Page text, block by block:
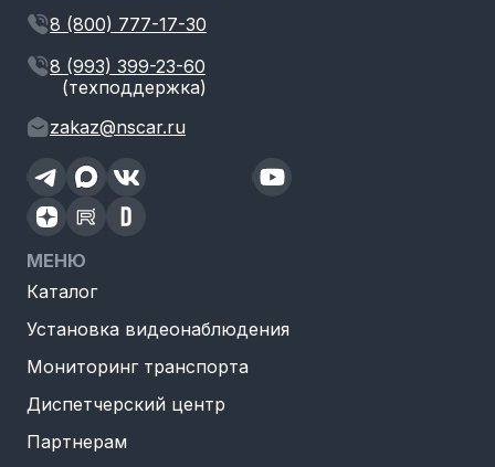
8 (800) 777-17-30
8 (993) 399-23-60
(техподдержка)
zakaz@nscar.ru
МЕНЮ
Каталог
Установка видеонаблюдения
Мониторинг транспорта
Диспетчерский центр
Партнерам